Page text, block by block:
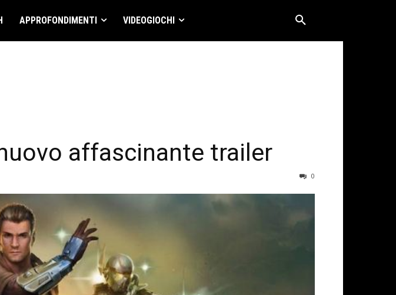
APPROFONDIMENTI VIDEOGIOCHI
affascinante trailer
0